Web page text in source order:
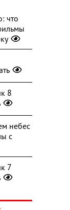
что
8
небес
с
7